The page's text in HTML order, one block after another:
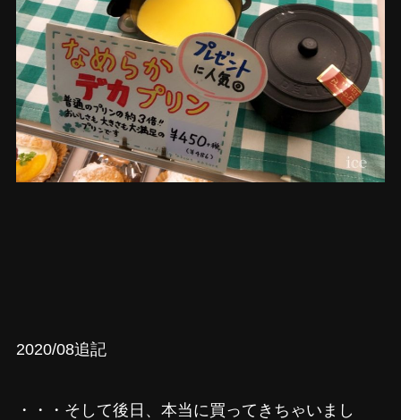
2020/08追記
・・・そして後日、本当に買ってきちゃいまし